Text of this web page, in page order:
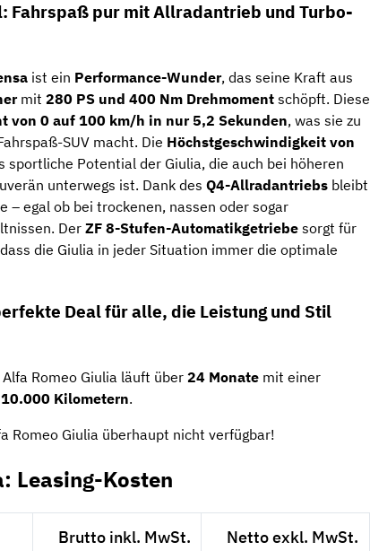
Fahrspaß pur mit Allradantrieb und Turbo-
ist ein Performance-Wunder, das seine Kraft aus
mit 280 PS und 400 Nm Drehmoment schöpft. Diese
von 0 auf 100 km/h in nur 5,2 Sekunden, was sie zu
SUV macht. Die Höchstgeschwindigkeit von
sportliche Potential der Giulia, die auch bei höheren
unterwegs ist. Dank des Q4-Allradantriebs bleibt
– egal ob bei trockenen, nassen oder sogar
Der ZF 8-Stufen-Automatikgetriebe sorgt für
die Giulia in jeder Situation immer die optimale
Deal für alle, die Leistung und Stil
Romeo Giulia läuft über24 Monate mit einer
10.000 Kilometern.
Romeo Giulia überhaupt nicht verfügbar!
Leasing-Kosten
Brutto inkl. MwSt. Netto exkl. MwSt.